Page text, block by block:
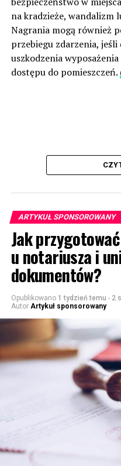
na kradzieże, wandalizm
Nagrania mogą również
przebiegu zdarzenia,
uszkodzenia
dostępu do pomieszczeń.
ARTYKUŁ SPONSOROWANY
Jak
u notariusza i
dokumentów?
Opublikowano 1 tydzień temu - 2
Autor Artykuł sponsorowany